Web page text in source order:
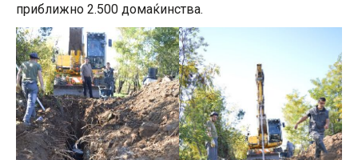
приближно 2.500 домаќинства.